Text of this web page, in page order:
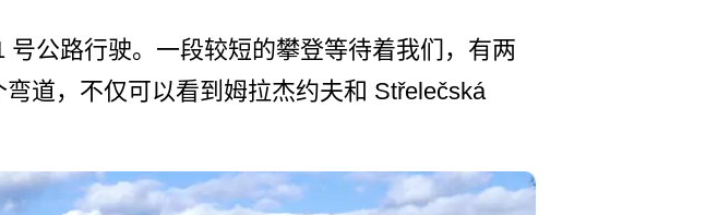
公路行驶。一段较短的攀登­等待着我们，有两
道，不仅可以看到姆拉杰约夫和 Střelečská